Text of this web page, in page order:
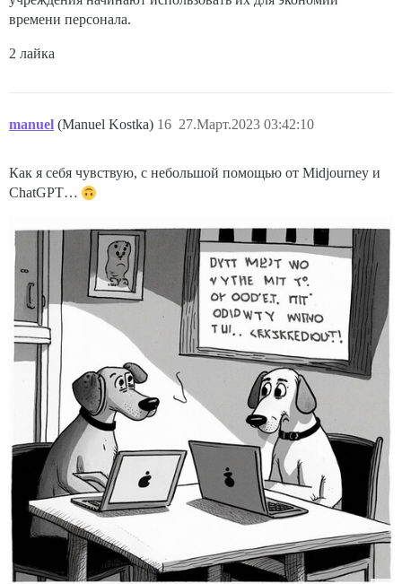
времени персонала.
2 лайка
manuel (Manuel Kostka) 27.Март.2023 03:42:10
16
Как я себя чувствую, с небольшой помощью от Midjourney и
ChatGPT…